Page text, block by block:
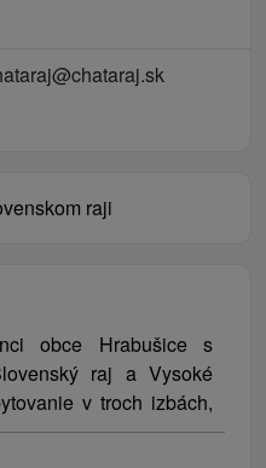
raji
obce Hrabušice s
raj a Vysoké
v troch izbách,
a kachľovou pecou,